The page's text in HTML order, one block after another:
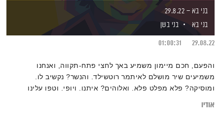
בני בא – 29.8.22
בני בא
בני בשן
29.08.22
01:00:31
והפעם, חכם מיימון משמיע באך לחצי פתח-תקווה, ואנחנו
משמיעים שיר מושלם לאיתמר רוטשילד. והנשר? נקשיב לו.
ומוסיקה? פלא מפלט פלא. ואלוהים? איתנו. ויופי. וטפו עלינו
אודיו